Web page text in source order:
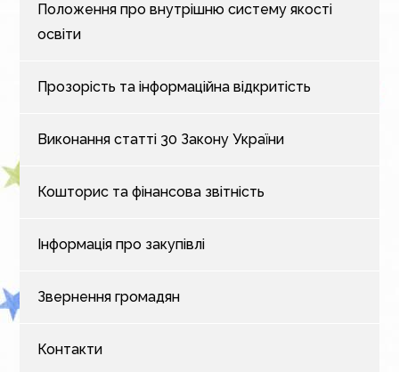
Положення про внутрішню систему якості
освіти
Прозорість та інформаційна відкритість
Виконання статті 30 Закону України
Кошторис та фінансова звітність
Інформація про закупівлі
Звернення громадян
Контакти